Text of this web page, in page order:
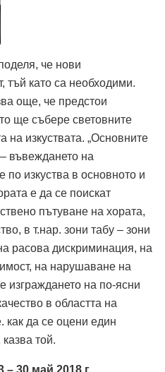
че нови
тъй като са необходими.
още, че предстои
ще събере световните
на изкуствата. „Основните
въвеждането на
изкуства в основното и
е да се поискат
пътуване на хората,
в т.нар. зони табу – зони
расова дискриминация, на
на нарушаване на
изграждането на по-ясни
в областта на
как да се оцени един
той.
– 30 май 2018 г.